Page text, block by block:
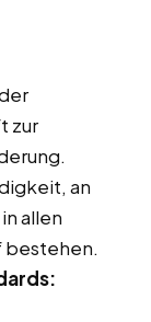
zur
an
allen
bestehen.